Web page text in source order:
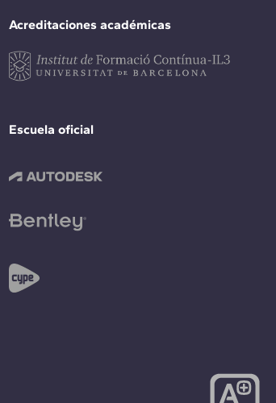
Acreditaciones académicas
Escuela oficial